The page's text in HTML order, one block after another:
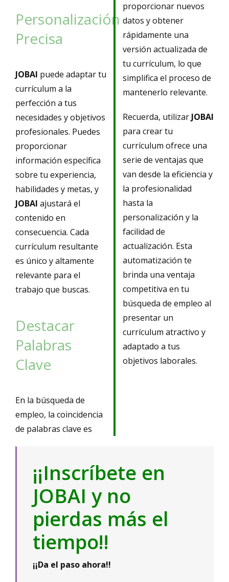
Personalización
Precisa
JOBAI puede adaptar tu
currículum a la
perfección a tus
necesidades y objetivos
profesionales. Puedes
proporcionar
información específica
sobre tu experiencia,
habilidades y metas, y
JOBAI ajustará el
contenido en
consecuencia. Cada
currículum resultante
es único y altamente
relevante para el
trabajo que buscas.
Destacar
Palabras
Clave
En la búsqueda de
empleo, la coincidencia
de palabras clave es
proporcionar nuevos
datos y obtener
rápidamente una
versión actualizada de
tu currículum, lo que
simplifica el proceso de
mantenerlo relevante.
Recuerda, utilizar JOBAI
para crear tu
currículum ofrece una
serie de ventajas que
van desde la eficiencia y
la profesionalidad
hasta la
personalización y la
facilidad de
actualización. Esta
automatización te
brinda una ventaja
competitiva en tu
búsqueda de empleo al
presentar un
currículum atractivo y
adaptado a tus
objetivos laborales.
¡¡Inscríbete en
JOBAI y no
pierdas más el
tiempo!!
¡¡Da el paso ahora!!